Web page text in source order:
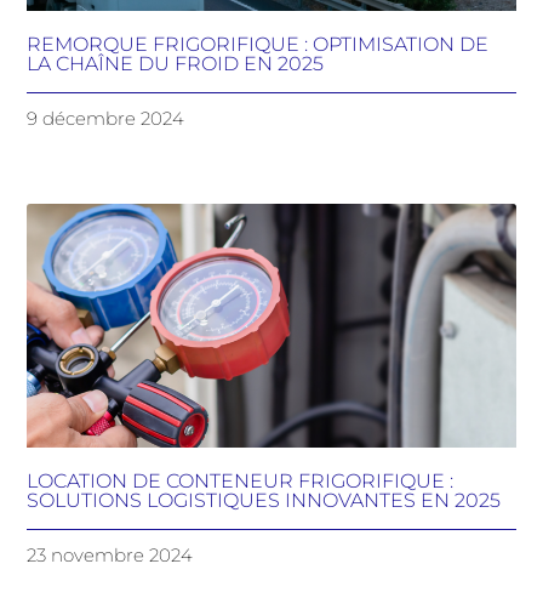
REMORQUE FRIGORIFIQUE : OPTIMISATION DE
LA CHAÎNE DU FROID EN 2025
9 décembre 2024
LOCATION DE CONTENEUR FRIGORIFIQUE :
SOLUTIONS LOGISTIQUES INNOVANTES EN 2025
23 novembre 2024